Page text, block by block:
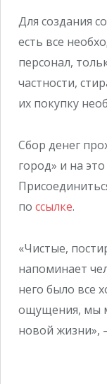
Для создания
есть все
персонал,
частности,
их покупку
Сбор денег
город» и на
по ссылке.
«Чистые,
напоминает
него было все
ощущения, мы
новой